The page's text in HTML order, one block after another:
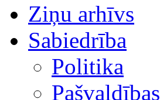
Ziņu arhīvs
Sabiedrība
Politika
Pašvaldības